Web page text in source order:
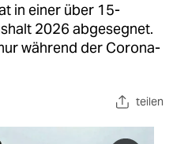
in einer über 15-
2026 abgesegnet.
während der Corona-
teilen